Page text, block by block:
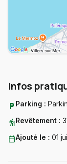
Infos
local_parking Parking :
hikingRevêtement :
calendar_todayAjouté le : 01